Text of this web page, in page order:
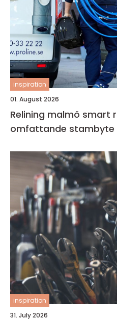
inspiration
01. August 2026
Relining malmö smart rörrenovering utan
omfattande stambyte
inspiration
31. July 2026